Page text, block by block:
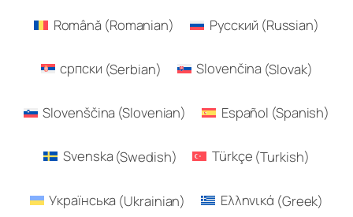
Română (Romanian) Русский (Russian)
српски (Serbian) Slovenčina (Slovak)
Slovenščina (Slovenian) Español (Spanish)
Svenska(Swedish) Türkçe (Turkish)
Українська (Ukrainian) Ελληνικά (Greek)